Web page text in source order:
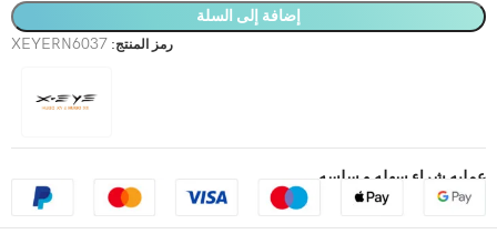
إضافة إلى السلة
رمز المنتج: XEYERN6037
عمليه شراء سهله و سلسه